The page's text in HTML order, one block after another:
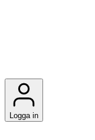
Logga in